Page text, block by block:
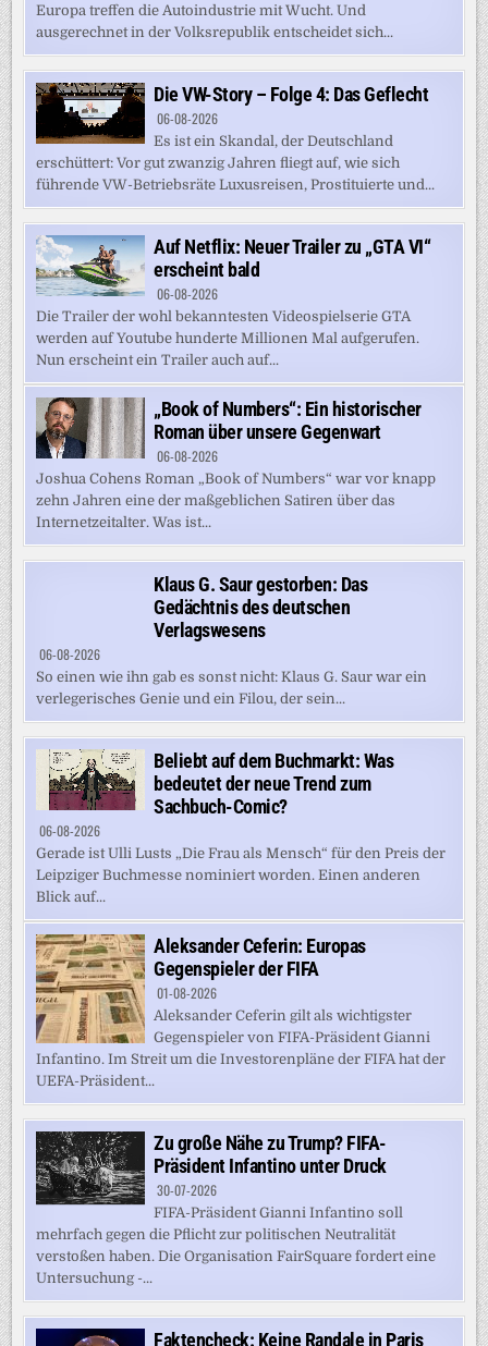
Europa treffen die Autoindustrie mit Wucht. Und
ausgerechnet in der Volksrepublik entscheidet sich...
Die VW-Story – Folge 4: Das Geflecht
06-08-2026
Es ist ein Skandal, der Deutschland
erschüttert: Vor gut zwanzig Jahren fliegt auf, wie sich
führende VW-Betriebsräte Luxusreisen, Prostituierte und...
Auf Netflix: Neuer Trailer zu „GTA VI“
erscheint bald
06-08-2026
Die Trailer der wohl bekanntesten Videospielserie GTA
werden auf Youtube hunderte Millionen Mal aufgerufen.
Nun erscheint ein Trailer auch auf...
„Book of Numbers“: Ein historischer
Roman über unsere Gegenwart
06-08-2026
Joshua Cohens Roman „Book of Numbers“ war vor knapp
zehn Jahren eine der maßgeblichen Satiren über das
Internetzeitalter. Was ist...
Klaus G. Saur gestorben: Das
Gedächtnis des deutschen
Verlagswesens
06-08-2026
So einen wie ihn gab es sonst nicht: Klaus G. Saur war ein
verlegerisches Genie und ein Filou, der sein...
Beliebt auf dem Buchmarkt: Was
bedeutet der neue Trend zum
Sachbuch-Comic?
06-08-2026
Gerade ist Ulli Lusts „Die Frau als Mensch“ für den Preis der
Leipziger Buchmesse nominiert worden. Einen anderen
Blick auf...
Aleksander Ceferin: Europas
Gegenspieler der FIFA
01-08-2026
Aleksander Ceferin gilt als wichtigster
Gegenspieler von FIFA-Präsident Gianni
Infantino. Im Streit um die Investorenpläne der FIFA hat der
UEFA-Präsident...
Zu große Nähe zu Trump? FIFA-
Präsident Infantino unter Druck
30-07-2026
FIFA-Präsident Gianni Infantino soll
mehrfach gegen die Pflicht zur politischen Neutralität
verstoßen haben. Die Organisation FairSquare fordert eine
Untersuchung -...
Faktencheck: Keine Randale in Paris